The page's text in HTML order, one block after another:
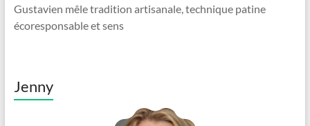
Gustavien mêle tradition artisanale, technique patine
écoresponsable et sens
Jenny